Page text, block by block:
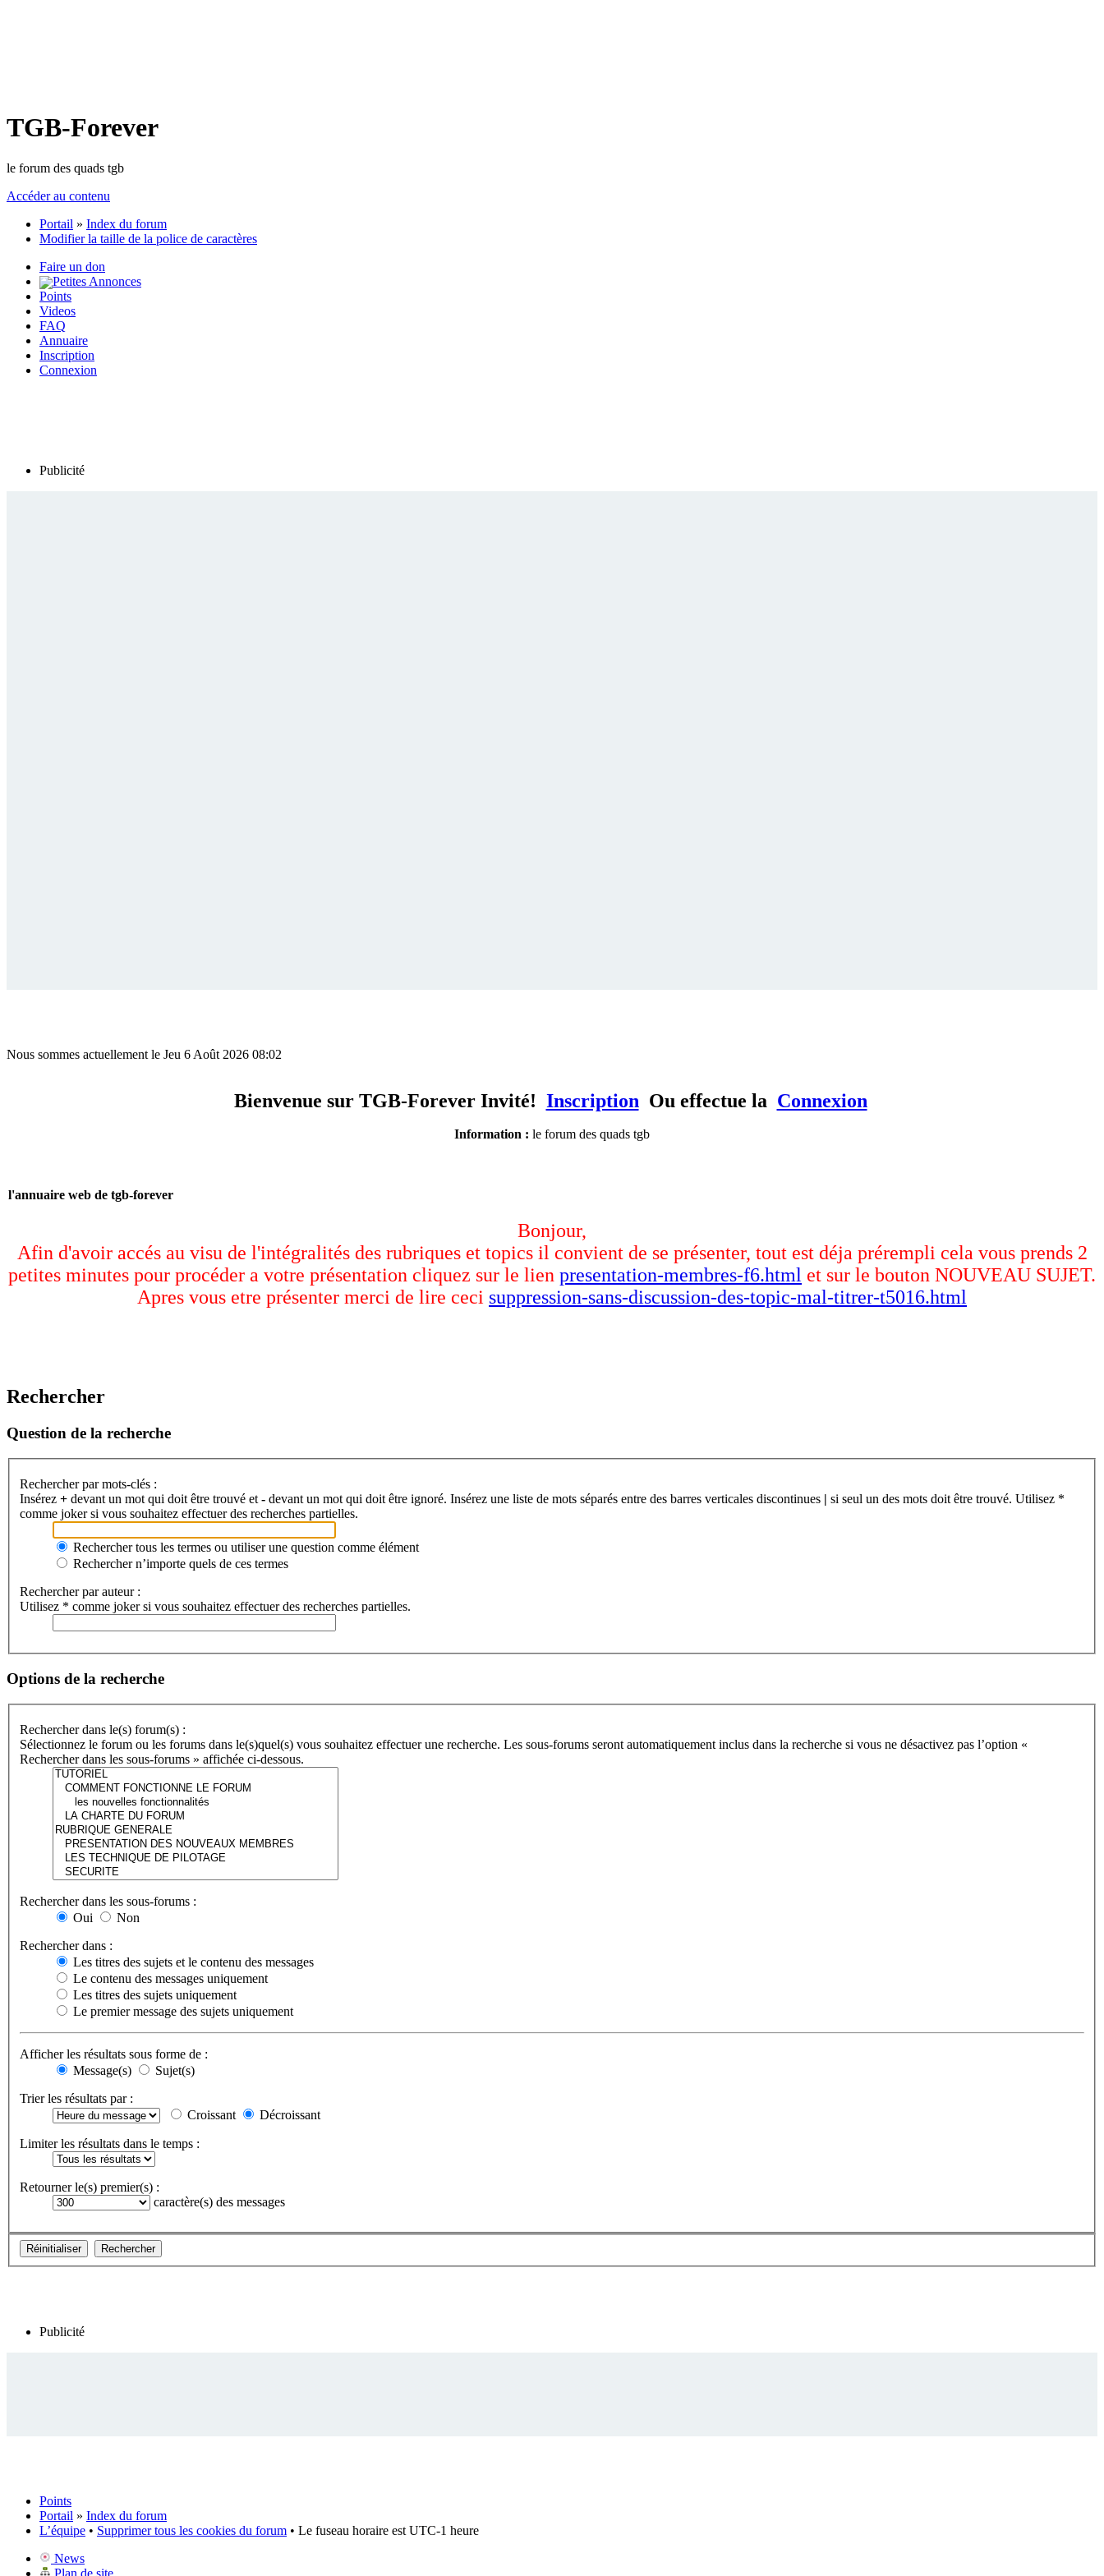
TGB-Forever
le forum des quads tgb
Accéder au contenu
Portail » Index du forum
Modifier la taille de la police de caractères
Faire un don
Petites Annonces
Points
Videos
FAQ
Annuaire
Inscription
Connexion
Publicité
Nous sommes actuellement le Jeu 6 Août 2026 08:02
Bienvenue sur TGB-Forever Invité! InscriptionOu effectue la Connexion
Information : le forum des quads tgb
l'annuaire web de tgb-forever
Bonjour,
Afin d'avoir accés au visu de l'intégralités des rubriques et topics il convient de se présenter, tout est déja prérempli cela vous prends 2
petites minutes pour procéder a votre présentation cliquez sur le lien presentation-membres-f6.html et sur le bouton NOUVEAU SUJET.
Apres vous etre présenter merci de lire ceci suppression-sans-discussion-des-topic-mal-titrer-t5016.html
Rechercher
Question de la recherche
Rechercher par mots-clés :
Insérez + devant un mot qui doit être trouvé et - devant un mot qui doit être ignoré. Insérez une liste de mots séparés entre des barres verticales discontinues | si seul un des mots doit être trouvé. Utilisez *
comme joker si vous souhaitez effectuer des recherches partielles.
Rechercher tous les termes ou utiliser une question comme élément
Rechercher n’importe quels de ces termes
Rechercher par auteur :
Utilisez * comme joker si vous souhaitez effectuer des recherches partielles.
Options de la recherche
Rechercher dans le(s) forum(s) :
Sélectionnez le forum ou les forums dans le(s)quel(s) vous souhaitez effectuer une recherche. Les sous-forums seront automatiquement inclus dans la recherche si vous ne désactivez pas l’option «
Rechercher dans les sous-forums » affichée ci-dessous.
Rechercher dans les sous-forums :
Oui
Non
Rechercher dans :
Les titres des sujets et le contenu des messages
Le contenu des messages uniquement
Les titres des sujets uniquement
Le premier message des sujets uniquement
Afficher les résultats sous forme de :
Message(s)
Sujet(s)
Trier les résultats par :
Croissant
Décroissant
Limiter les résultats dans le temps :
Retourner le(s) premier(s) :
caractère(s) des messages
Publicité
Points
Portail » Index du forum
L’équipe • Supprimer tous les cookies du forum • Le fuseau horaire est UTC-1 heure
News
Plan de site